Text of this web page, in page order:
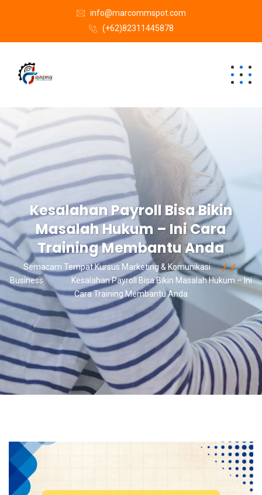
info@marcommspot.com
(+62)82311445878
Kesalahan Payroll Bisa Bikin
Masalah Hukum – Ini Cara
Training Membantu Anda
Semacam Tempat Kursus Marketing & Komunikasi
Business
Kesalahan Payroll Bisa Bikin Masalah Hukum – Ini
Cara Training Membantu Anda